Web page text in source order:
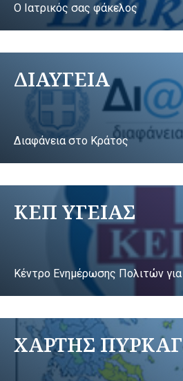
Ο Ιατρικός σας φάκελος
ΔΙΑΥΓΕΙΑ
Διαφάνεια στο Κράτος
ΚΕΠ ΥΓΕΙΑΣ
Κέντρο Ενημέρωσης Πολιτών
ΧΑΡΤΗΣ